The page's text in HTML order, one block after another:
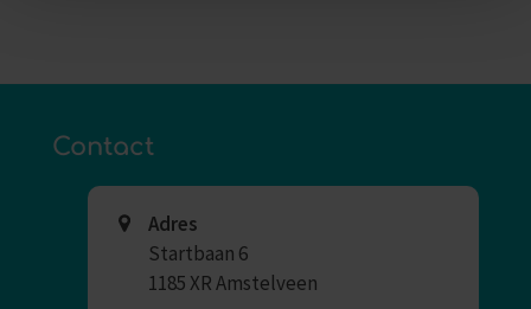
Contact
Adres
Startbaan 6
1185 XR Amstelveen